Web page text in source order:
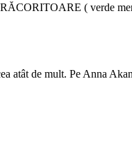
atât de mult. Pe Anna